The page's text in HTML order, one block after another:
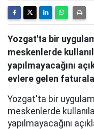
Yozgat'ta bir
meskenlerde
yapılmayacağını
evlere gelen
Yozgat'ta bir
meskenlerde
yapılmayacağını